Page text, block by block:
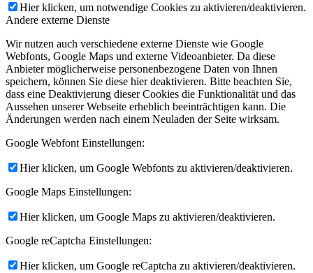
Hier klicken, um notwendige Cookies zu aktivieren/deaktivieren.
Andere externe Dienste
Wir nutzen auch verschiedene externe Dienste wie Google
Webfonts, Google Maps und externe Videoanbieter. Da diese
Anbieter möglicherweise personenbezogene Daten von Ihnen
speichern, können Sie diese hier deaktivieren. Bitte beachten Sie,
dass eine Deaktivierung dieser Cookies die Funktionalität und das
Aussehen unserer Webseite erheblich beeinträchtigen kann. Die
Änderungen werden nach einem Neuladen der Seite wirksam.
Google Webfont Einstellungen:
Hier klicken, um Google Webfonts zu aktivieren/deaktivieren.
Google Maps Einstellungen:
Hier klicken, um Google Maps zu aktivieren/deaktivieren.
Google reCaptcha Einstellungen:
Hier klicken, um Google reCaptcha zu aktivieren/deaktivieren.